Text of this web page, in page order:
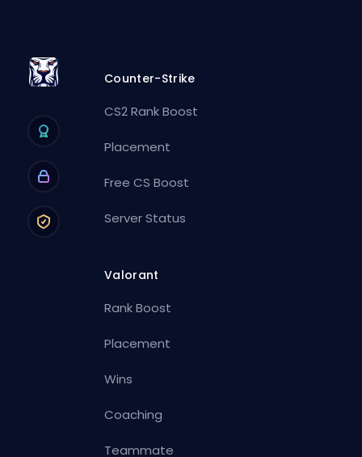
Counter-Strike
CS2 Rank Boost
Placement
Free CS Boost
Server Status
Valorant
Rank Boost
Placement
Wins
Coaching
Teammate